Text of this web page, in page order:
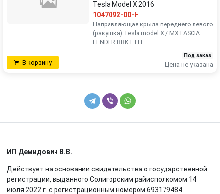
Tesla Model X 2016
1047092-00-H
Направляющая крыла переднего левого
(ракушка) Tesla model X / MX FASCIA
FENDER BRKT LH
В корзину
Под заказ
Цена не указана
ИП Демидович В.В.
Действует на основании свидетельства о государственной
регистрации, выданного Солигорским райисполкомом 14
июля 2022 г. с регистрационным номером 693179484